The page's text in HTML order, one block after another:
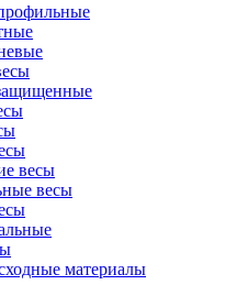
весы
весы
материалы